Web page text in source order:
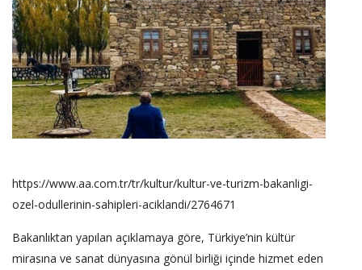
https://www.aa.com.tr/tr/kultur/kultur-ve-turizm-bakanligi-
ozel-odullerinin-sahipleri-aciklandi/2764671
Bakanlıktan yapılan açıklamaya göre, Türkiye’nin kültür
mirasına ve sanat dünyasına gönül birliği içinde hizmet eden